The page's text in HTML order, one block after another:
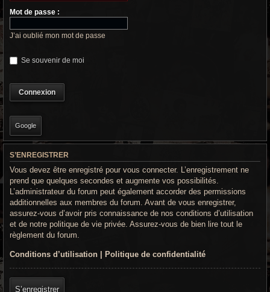
o
o
Mot de passe :
J’ai oublié mon mot de passe
Se souvenir de moi
Google
S’ENREGISTRER
Vous devez être enregistré pour vous connecter. L’enregistrement ne
prend que quelques secondes et augmente vos possibilités.
L’administrateur du forum peut également accorder des permissions
additionnelles aux membres du forum. Avant de vous enregistrer,
assurez-vous d’avoir pris connaissance de nos conditions d’utilisation
et de notre politique de vie privée. Assurez-vous de bien lire tout le
règlement du forum.
Conditions d’utilisation | Politique de confidentialité
S’enregistrer